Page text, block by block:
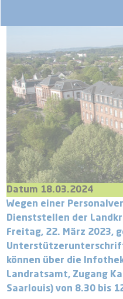
Datum 18.03.2024
Wegen einer
Dienststellen der
Freitag, 22. März 2023,
können über die
Landratsamt, Zugang
Saarlouis) von 8.30 bis